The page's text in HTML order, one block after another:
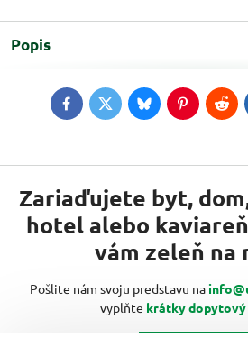
Popis
FacebookTwitterBlueskyPinterest
Zariaďujete byt,
hotel alebo
vám zeleň na
Pošlite nám svoju predstavu na
vyplňte krátky